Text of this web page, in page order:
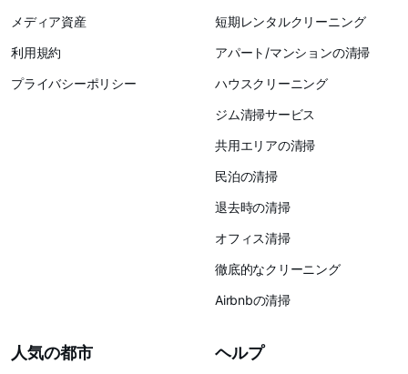
メディア資産
利用規約
プライバシーポリシー
短期レンタルクリーニング
アパート/マンションの清掃
ハウスクリーニング
ジム清掃サービス
共用エリアの清掃
民泊の清掃
退去時の清掃
オフィス清掃
徹底的なクリーニング
Airbnbの清掃
人気の都市 ヘルプ